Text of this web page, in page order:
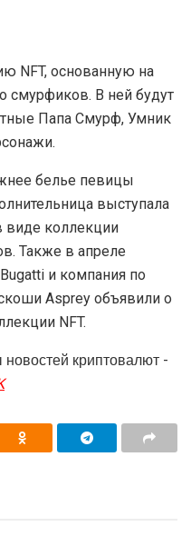
NFT, основанную на
смурфиков. В ней будут
Папа Смурф, Умник
белье певицы
выступала
виде коллекции
Также в апреле
и компания по
Asprey объявили о
NFT.
криптовалют -